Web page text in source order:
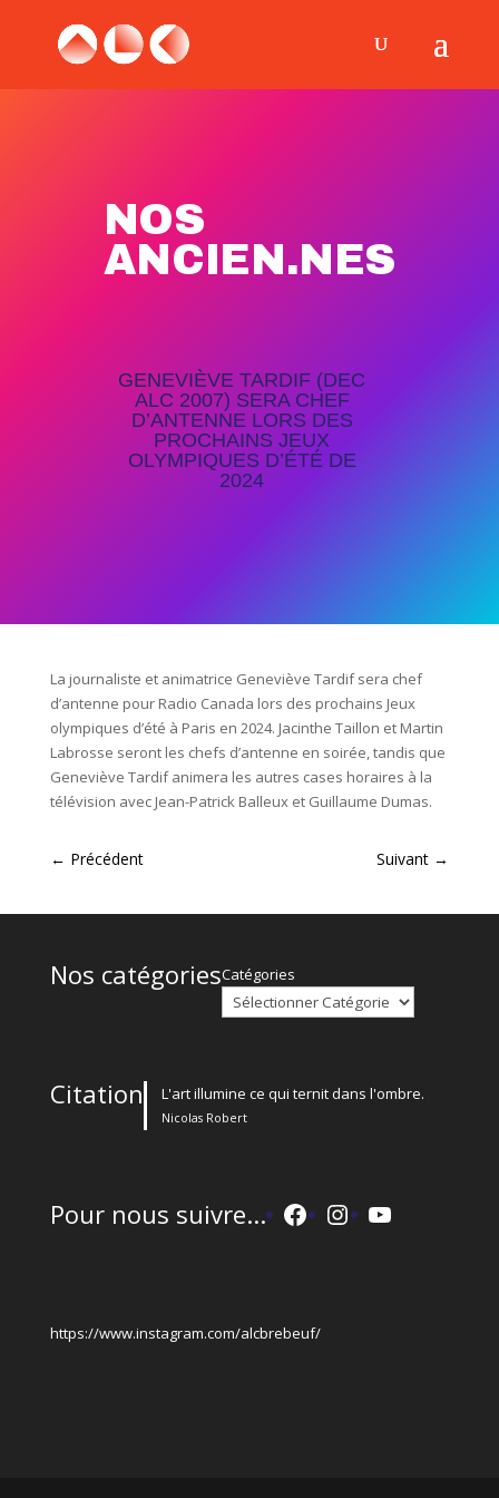
NOS
ANCIEN.NES
GENEVIÈVE TARDIF (DEC
ALC 2007) SERA CHEF
D’ANTENNE LORS DES
PROCHAINS JEUX
OLYMPIQUES D’ÉTÉ DE
2024
La journaliste et animatrice Geneviève Tardif sera chef
d’antenne pour Radio Canada lors des prochains Jeux
olympiques d’été à Paris en 2024. Jacinthe Taillon et Martin
Labrosse seront les chefs d’antenne en soirée, tandis que
Geneviève Tardif animera les autres cases horaires à la
télévision avec Jean-Patrick Balleux et Guillaume Dumas.
← Précédent Suivant →
Nos catégoriesCatégories
Citation L'art illumine ce qui ternit dans l'ombre.
Nicolas Robert
Pour nous suivre... Facebook
Instagram
YouTube
https://www.instagram.com/alcbrebeuf/